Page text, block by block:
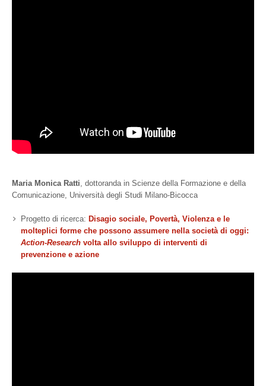
Maria Monica Ratti , dottoranda in Scienze della Formazione e della
Comunicazione, Università degli Studi Milano-Bicocca
Progetto di ricerca:Disagio sociale, Povertà, Violenza e le
molteplici forme che possono assumere nella società di oggi:
Action-Research volta allo sviluppo di interventi di
prevenzione e azione